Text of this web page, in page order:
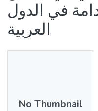
في الدول
العربية
No Thumbnail